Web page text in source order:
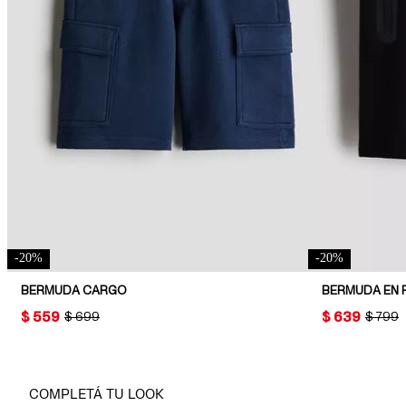
-20%
BERMUDA CARGO
ORIGINAL PRICE:
$ 699
PRICE:
$ 559
-20%
BERMUDA EN
$ 799
PRICE:
$ 639
COMPLETÁ TU LOOK